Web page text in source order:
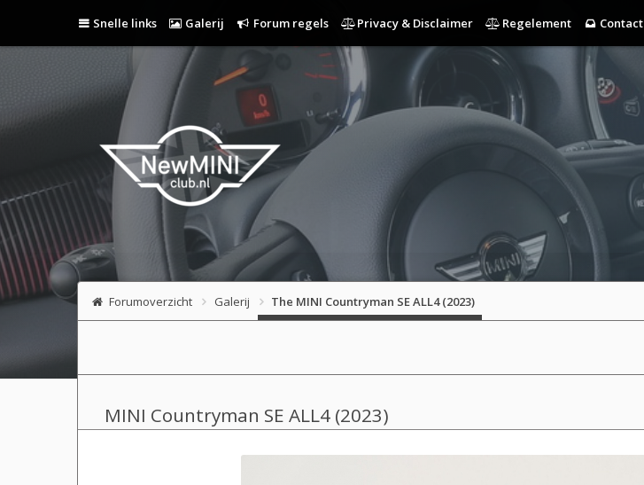
Snelle links Galerij Forum regels Privacy & Disclaimer Regelement Contact
Forumoverzicht Galerij The MINI Countryman SE ALL4 (2023)
MINI Countryman SE ALL4 (2023)